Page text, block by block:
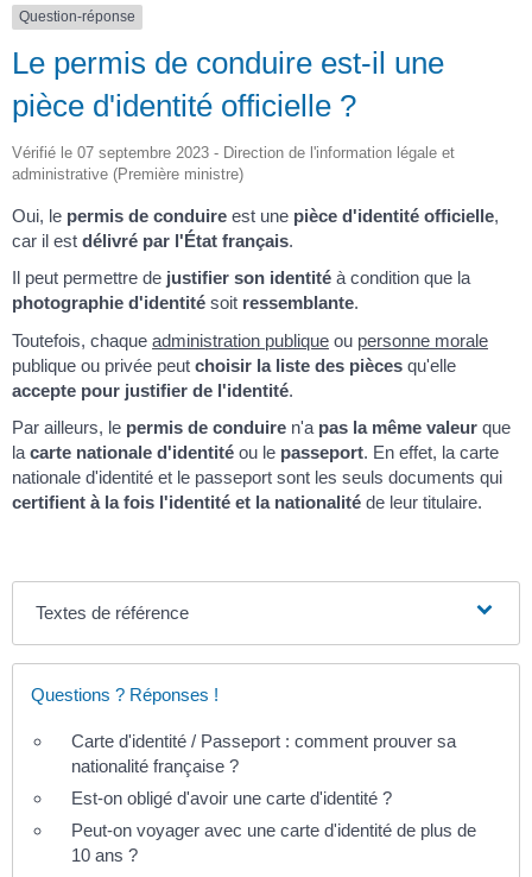
Question-réponse
Le permis de conduire est-il une
pièce d'identité officielle ?
Vérifié le 07 septembre 2023 - Direction de l'information légale et
administrative (Première ministre)
Oui, le permis de conduire est une pièce d'identité officielle,
car il est délivré par l'État français.
Il peut permettre de justifier son identité à condition que la
photographie d'identité soit ressemblante.
Toutefois, chaque administration publique ou personne morale
publique ou privée peut choisir la liste des pièces qu'elle
accepte pour justifier de l'identité.
Par ailleurs, le permis de conduire n'a pas la même valeur que
la carte nationale d'identité ou le passeport. En effet, la carte
nationale d'identité et le passeport sont les seuls documents qui
certifient à la fois l'identité et la nationalité de leur titulaire.
Textes de référence
Questions ? Réponses !
Carte d'identité / Passeport : comment prouver sa
nationalité française ?
Est-on obligé d'avoir une carte d'identité ?
Peut-on voyager avec une carte d'identité de plus de
10 ans ?